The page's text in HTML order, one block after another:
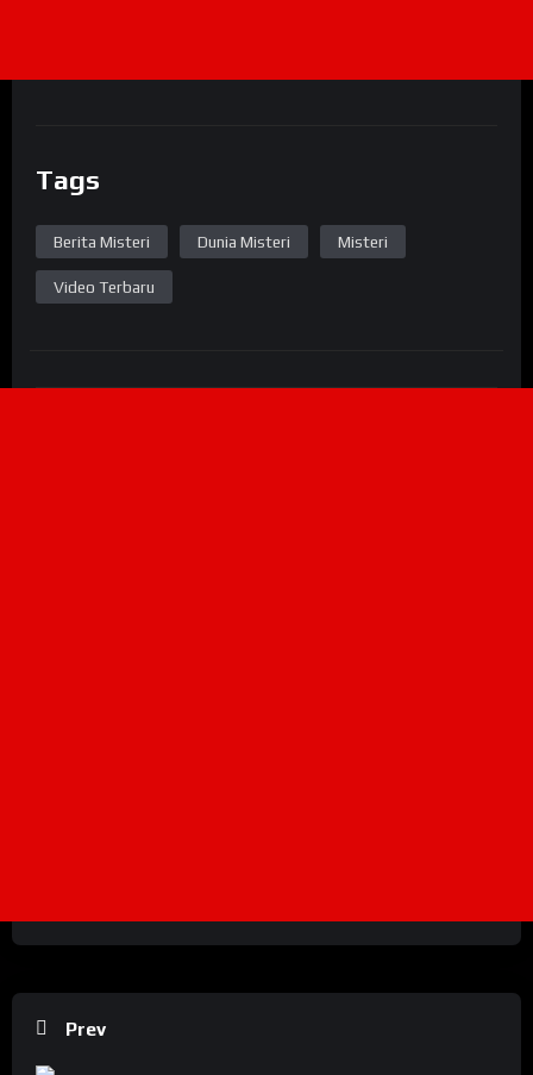
Tags
Berita Misteri Dunia Misteri Misteri
Video Terbaru
Prev